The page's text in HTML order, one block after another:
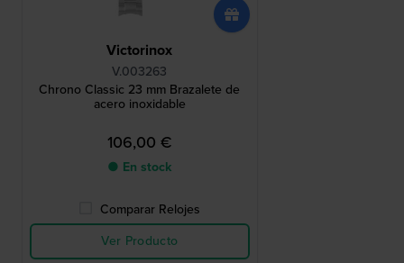
Victorinox
V.003263
Chrono Classic 23 mm Brazalete de
acero inoxidable
106,00 €
● En stock
Comparar Relojes
Ver Producto